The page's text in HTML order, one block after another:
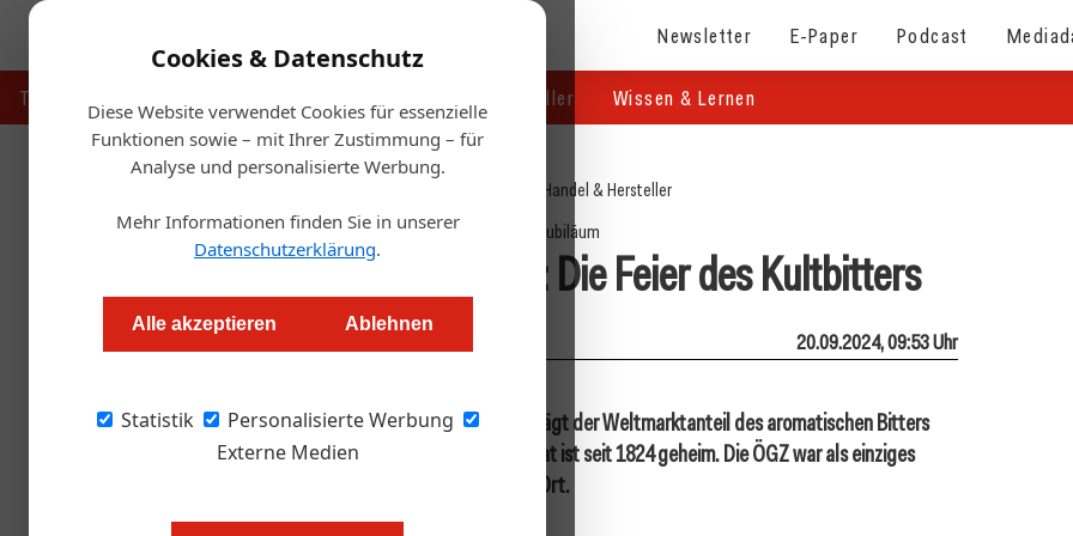
Cookies & Datenschutz
Diese Website verwendet Cookies für essenzielle
Funktionen sowie – mit Ihrer Zustimmung – für
Analyse und personalisierte Werbung.
Mehr Informationen finden Sie in unserer
Datenschutzerklärung.
Alle akzeptieren Ablehnen
Statistik
Personalisierte Werbung
Externe Medien
Newsletter E-Paper Podcast
Touristik Handel & Hersteller Wissen & Lernen
Handel & Hersteller
Jubiläum
200 Jahre Angostura: Die Feier des Kultbitters
Roland Graf 20.09.2024, 09:53 Uhr
Diese Dominanz ist einzigartig: 85 Prozent beträgt der Weltmarktanteil des aromatischen Bitters
aus Trinidad. Und die Rezeptur der Cocktailzutat ist seit 1824 geheim. Die ÖGZ war als einziges
heimisches Medium bei der Jubiläumsfeier vor Ort.